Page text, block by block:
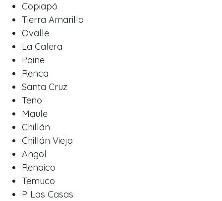
Copiapó
Tierra Amarilla
Ovalle
La Calera
Paine
Renca
Santa Cruz
Teno
Maule
Chillán
Chillán Viejo
Angol
Renaico
Temuco
P. Las Casas